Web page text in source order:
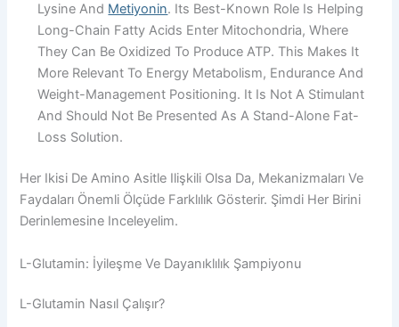
Lysine And Metiyonin. Its Best-Known Role Is Helping
Long-Chain Fatty Acids Enter Mitochondria, Where
They Can Be Oxidized To Produce ATP. This Makes It
More Relevant To Energy Metabolism, Endurance And
Weight-Management Positioning. It Is Not A Stimulant
And Should Not Be Presented As A Stand-Alone Fat-
Loss Solution.
Her Ikisi De Amino Asitle Ilişkili Olsa Da, Mekanizmaları Ve
Faydaları Önemli Ölçüde Farklılık Gösterir. Şimdi Her Birini
Derinlemesine Inceleyelim.
L-Glutamin: İyileşme Ve Dayanıklılık Şampiyonu
L-Glutamin Nasıl Çalışır?